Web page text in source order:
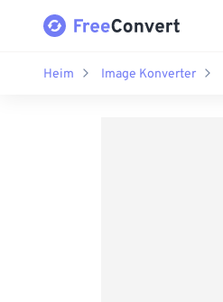
Heim Image Konverter